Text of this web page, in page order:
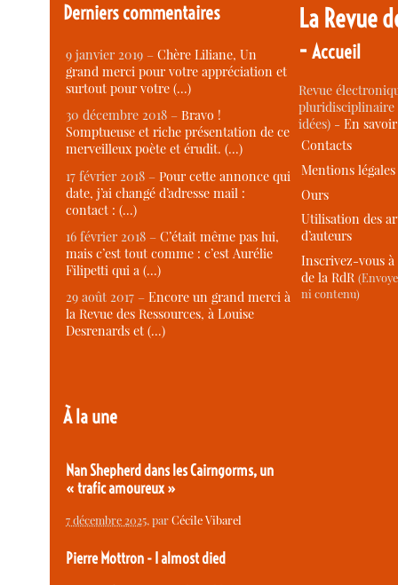
Derniers commentaires
9 janvier 2019 –Chère Liliane, Un
grand merci pour votre appréciation et
surtout pour votre (…)
30 décembre 2018 –Bravo !
Somptueuse et riche présentation de ce
merveilleux poète et érudit. (…)
17 février 2018 –Pour cette annonce qui
date, j’ai changé d’adresse mail :
contact : (…)
16 février 2018 –C’était même pas lui,
mais c’est tout comme : c’est Aurélie
Filipetti qui a (…)
29 août 2017 –Encore un grand merci à
la Revue des Ressources, à Louise
Desrenards et (…)
À la une
Nan Shepherd dans les Cairngorms, un
« trafic amoureux »
7 décembre 2025, parCécile Vibarel
Pierre Mottron - I almost died
La Revue
-Accueil
Revue
idées) -En
Contacts
Mentions légales
Ours
Utilisation des
d’auteurs
Inscrivez-vous
de la RdR
ni contenu)